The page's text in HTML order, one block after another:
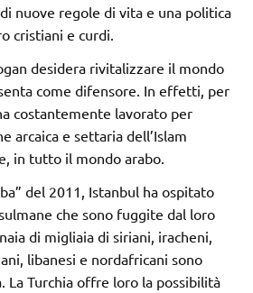
nuove regole di vita e una politica
cristiani e curdi.
desidera rivitalizzare il mondo
come difensore. In effetti, per
costantemente lavorato per
arcaica e settaria dell’Islam
in tutto il mondo arabo.
del 2011, Istanbul ha ospitato
che sono fuggite dal loro
di migliaia di siriani, iracheni,
libanesi e nordafricani sono
La Turchia offre loro la possibilità